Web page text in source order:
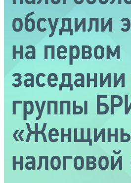
обсудили
на первом
группы